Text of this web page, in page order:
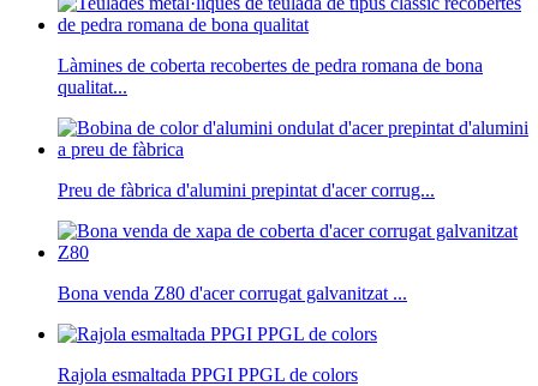
Làmines de coberta recobertes de pedra romana de bona
qualitat...
Preu de fàbrica d'alumini prepintat d'acer corrug...
Bona venda Z80 d'acer corrugat galvanitzat ...
Rajola esmaltada PPGI PPGL de colors